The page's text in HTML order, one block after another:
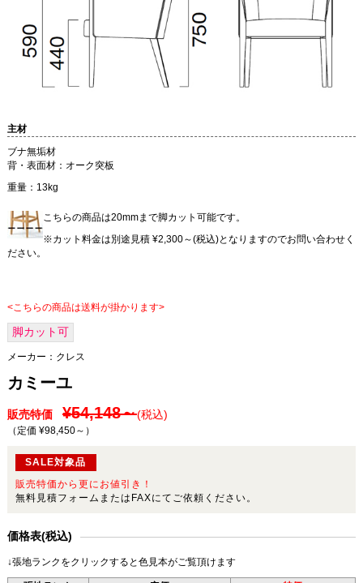
主材
ブナ無垢材
背・表面材：オーク突板
重量：13kg
こちらの商品は20mmまで脚カット可能です。
※カット料金は別途見積 ¥2,300～(税込)となりますのでお問い合わせく
ださい。
<こちらの商品は送料が掛かります>
脚カット可
メーカー： クレス
カミーユ
販売特価 ¥54,148～(税込)
（定価 ¥98,450～ ）
SALE対象品
販売特価から更にお値引き！
無料見積フォームまたはFAXにてご依頼ください。
価格表(税込)
↓張地ランクをクリックすると色見本がご覧頂けます